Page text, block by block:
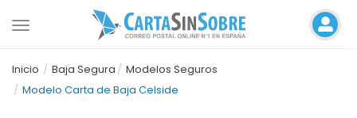
Toggle
Inicio Baja Segura
Modelos Seguros
Modelo Carta de Baja Celside